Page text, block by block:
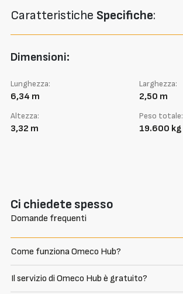
Caratteristiche Specifiche:
Dimensioni:
Lunghezza:
6,34 m
Larghezza:
2,50 m
Altezza:
3,32 m
Peso totale:
19.600 kg
Ci chiedete spesso
Domande frequenti
Come funziona Omeco Hub?
Il servizio di Omeco Hub è gratuito?